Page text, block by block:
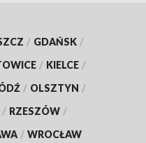
/ GDAŃSK /
/ KIELCE /
/ OLSZTYN /
/ RZESZÓW /
/ WROCŁAW